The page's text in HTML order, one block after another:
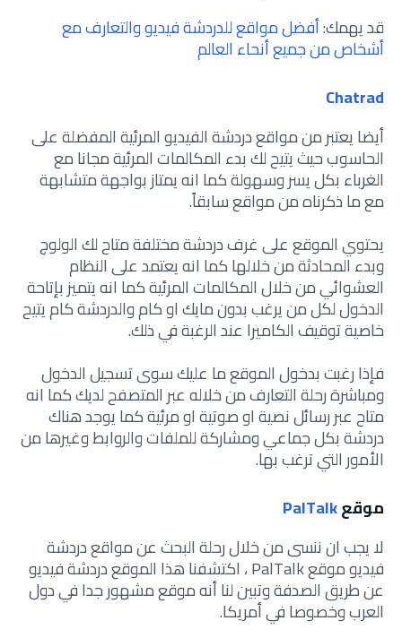
قد يهمك:أفضل مواقع للدردشة فيديو والتعارف مع
أشخاص من جميع أنحاء العالم
Chatrad
أيضا يعتبر من مواقع دردشة الفيديو المرئية المفضلة على
الحاسوب حيث يتيح لك بدء المكالمات المرئية مجانا مع
الغرباء بكل يسر وسهولة كما انه يمتاز بواجهة متشابهة
مع ما ذكرناه من مواقع سابقاً.
يحتوي الموقع على غرف دردشة مختلفة متاح لك الولوج
وبدء المحادثة من خلالها كما انه يعتمد على النظام
العشوائي من خلال المكالمات المرئية كما انه يتميز بإتاحة
الدخول لكل من يرغب بدون مايك او كام والدردشة كام يتيح
خاصية توقيف الكاميرا عند الرغبة في ذلك.
فإذا رغبت بدخول الموقع ما عليك سوى تسجيل الدخول
ومباشرة رحلة التعارف من خلاله عبر المتصفح لديك كما انه
متاح عبر رسائل نصية او صوتية او مرئية كما يوجد هناك
دردشة بكل جماعي ومشاركة للملفات والروابط وغيرها من
الأمور التي ترغب بها.
موقعPalTalk
لا يجب ان ننسى من خلال رحلة البحث عن مواقع دردشة
فيديو موقع PalTalk ، اكتشفنا هذا الموقع دردشة فيديو
عن طريق الصدفة وتبين لنا أنه موقع مشهور جدا في دول
العرب وخصوصا في أمريكا.